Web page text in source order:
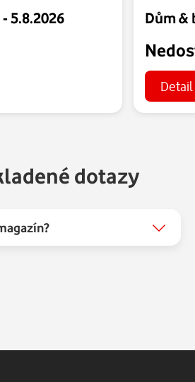
5.8.2026 Dům &
Detail
dotazy